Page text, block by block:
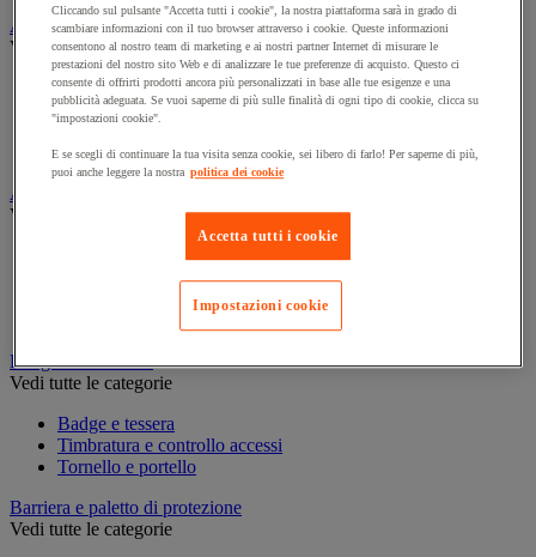
Assorbente industriale
Vedi tutte le categorie
Assorbente
Barriera anti-inquinamento e sistema di deviazione delle
perdite
Contenitore e solvente per sgrassaggio
Attrezzatura e mobili per studi medici
Vedi tutte le categorie
Armadietto pronto soccorso
Lettino, paravento e sedia per studi medici
Materiale per diagnosi di medicina generale
Mobili e forniture per studi medici
Badge e timbratura
Vedi tutte le categorie
Badge e tessera
Timbratura e controllo accessi
Tornello e portello
Barriera e paletto di protezione
Vedi tutte le categorie
Cliccando sul pulsante "Accetta tutti i cookie", la nostra piattaforma sarà in grado di
scambiare informazioni con il tuo browser attraverso i cookie. Queste informazioni
consentono al nostro team di marketing e ai nostri partner Internet di misurare le
prestazioni del nostro sito Web e di analizzare le tue preferenze di acquisto. Questo ci
consente di offrirti prodotti ancora più personalizzati in base alle tue esigenze e una
pubblicità adeguata. Se vuoi saperne di più sulle finalità di ogni tipo di cookie, clicca su
"impostazioni cookie".
E se scegli di continuare la tua visita senza cookie, sei libero di farlo! Per saperne di più,
puoi anche leggere la nostra politica dei cookie
Accetta tutti i cookie
Impostazioni cookie